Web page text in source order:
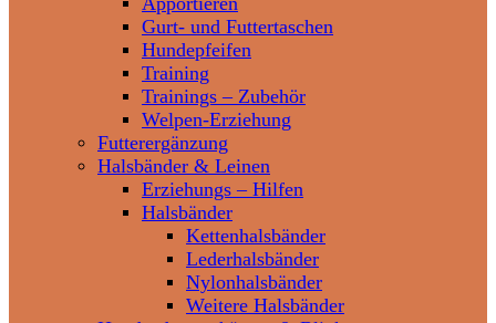
Gurt- und Futtertaschen
Hundepfeifen
Training
Trainings – Zubehör
Welpen-Erziehung
Futterergänzung
Halsbänder & Leinen
Erziehungs – Hilfen
Halsbänder
Kettenhalsbänder
Lederhalsbänder
Nylonhalsbänder
Weitere Halsbänder